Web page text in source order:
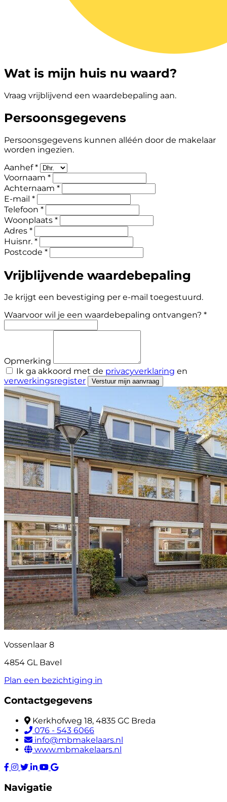
Wat is mijn huis nu waard?
Vraag vrijblijvend een waardebepaling aan.
Persoonsgegevens
Persoonsgegevens kunnen alléén door de makelaar
worden ingezien.
Aanhef *
Voornaam *
Achternaam *
E-mail *
Telefoon *
Woonplaats *
Adres *
Huisnr. *
Postcode *
Vrijblijvende waardebepaling
Je krijgt een bevestiging per e-mail toegestuurd.
Waarvoor wil je een waardebepaling ontvangen? *
Opmerking
Ik ga akkoord met de privacyverklaring en
verwerkingsregister
Verstuur mijn aanvraag
Vossenlaar 8
4854 GL Bavel
Plan een bezichtiging in
Contactgegevens
Kerkhofweg 18, 4835 GC Breda
076 - 543 6066
info@mbmakelaars.nl
www.mbmakelaars.nl
Navigatie